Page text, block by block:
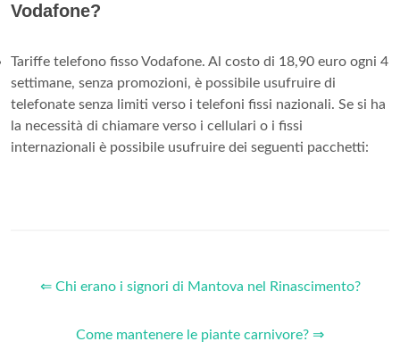
Vodafone?
Tariffe telefono fisso Vodafone. Al costo di 18,90 euro ogni 4
settimane, senza promozioni, è possibile usufruire di
telefonate senza limiti verso i telefoni fissi nazionali. Se si ha
la necessità di chiamare verso i cellulari o i fissi
internazionali è possibile usufruire dei seguenti pacchetti:
⇐ Chi erano i signori di Mantova nel Rinascimento?
Come mantenere le piante carnivore? ⇒